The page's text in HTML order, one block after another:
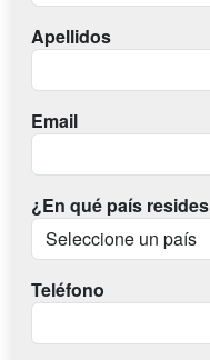
Apellidos
Email
¿En qué país
Teléfono